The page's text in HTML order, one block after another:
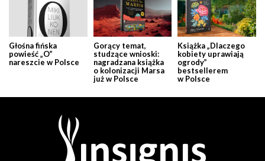
Głośna fińska
powieść „O”
nareszcie w Polsce
Gorący temat,
studzące wnioski:
nagradzana książka
o kolonizacji Marsa
już w Polsce
Książka „Dlaczego
kobiety uprawiają
ogrody”
bestsellerem
w Polsce